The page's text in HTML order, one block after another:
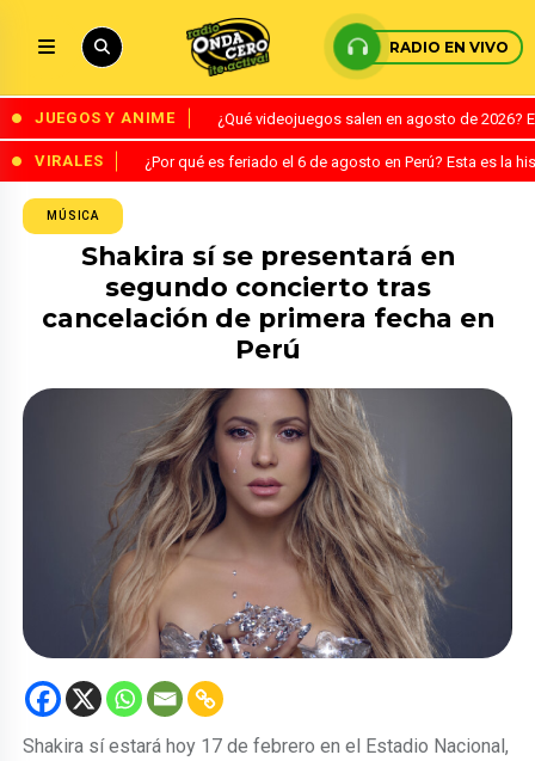
RADIO EN VIVO
JUEGOS Y ANIME ¿Qué videojuegos salen en agosto de
VIRALES ¿Por qué es feriado el 6 de agosto en Perú? Esta es la
MÚSICA
Shakira sí se presentará en
segundo concierto tras
cancelación de primera fecha en
Perú
Shakira sí estará hoy 17 de febrero en el Estadio Nacional,